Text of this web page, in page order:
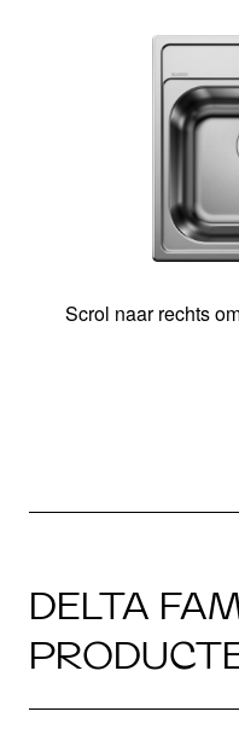
Scrol naar rechts
DELTA